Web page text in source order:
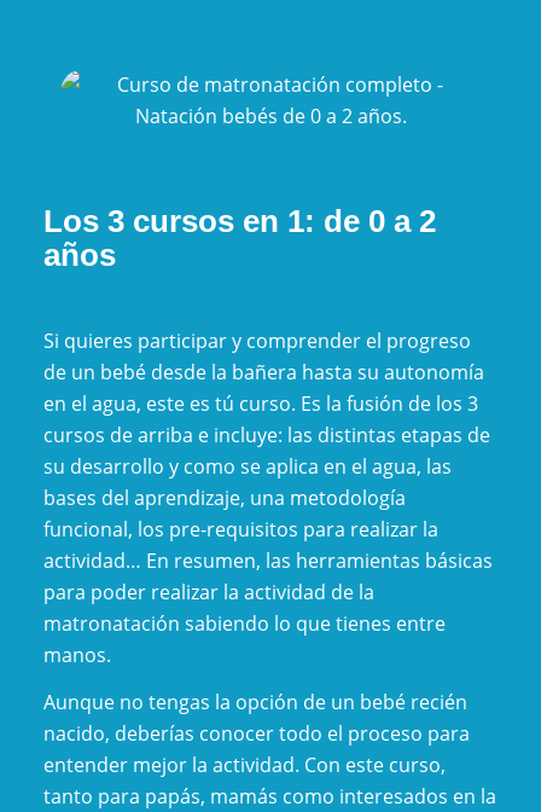
Los 3 cursos en 1: de 0 a 2
años
Si quieres participar y comprender el progreso
de un bebé desde la bañera hasta su autonomía
en el agua, este es tú curso. Es la fusión de los 3
cursos de arriba e incluye: las distintas etapas de
su desarrollo y como se aplica en el agua, las
bases del aprendizaje, una metodología
funcional, los pre-requisitos para realizar la
actividad… En resumen, las herramientas básicas
para poder realizar la actividad de la
matronatación sabiendo lo que tienes entre
manos.
Aunque no tengas la opción de un bebé recién
nacido, deberías conocer todo el proceso para
entender mejor la actividad. Con este curso,
tanto para papás, mamás como interesados en la